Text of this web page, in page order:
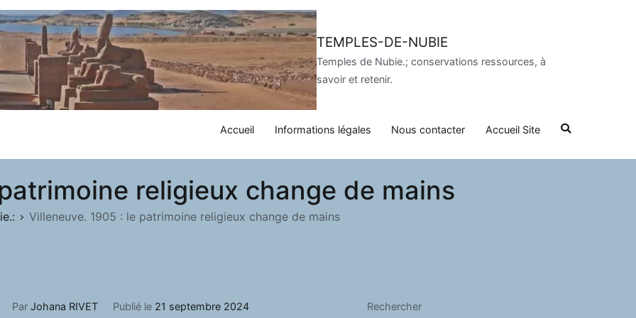
TEMPLES-DE-NUBIE
Temples de Nubie.; conservations ressources, à
savoir et retenir.
Accueil Informations légales Nous contacter Accueil Site
religieux change de mains
Villeneuve. 1905 : le patrimoine religieux change de mains
Par Johana RIVET Publié le 21 septembre 2024 Rechercher